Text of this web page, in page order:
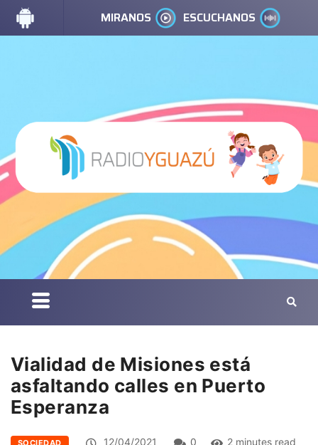
MIRANOS ESCUCHANOS
Vialidad de Misiones está
asfaltando calles en Puerto
Esperanza
SOCIEDAD 12/04/2021 0 2 minutes read